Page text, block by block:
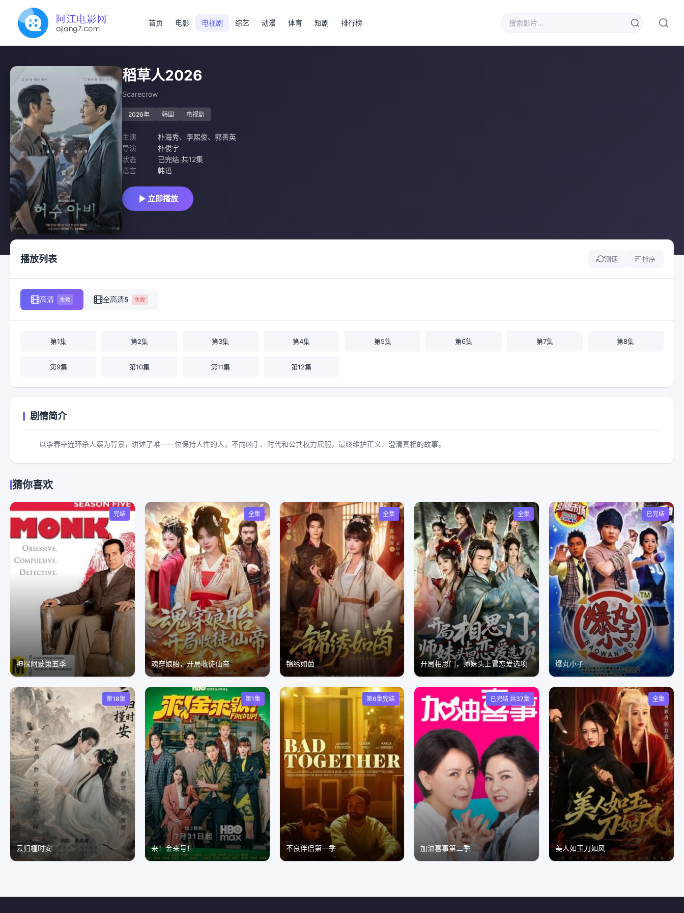
首页 电影 电视剧 综艺 动漫 体育 短剧 排行榜
稻草人2026
Scarecrow
2026年 韩国 电视剧
主演 朴海秀、 李熙俊、 郭善英
导演
朴俊宇
状态
已完结 共12集
语言
韩语
立即播放
播放列表 测速 排序
高清 失败 全高清5 失败
第1集 第2集 第3集 第4集 第5集 第6集 第7集 第8集
第9集 第10集 第11集 第12集
剧情简介
以李春宰连环杀人案为背景，讲述了唯一一位保持人性的人，不向凶手、时代和公共权力屈服，最终维护正义、澄清真相的故事。
猜你喜欢
完结
神探阿蒙第五季
全集
魂穿娘胎，开局收徒仙帝
全集
锦绣如茵
全集
开局相思门，师妹头上冒恋爱选项
已完结
爆丸小子
第18集
云归槿时安
第1集
来！金来号！
第6集完结
不良伴侣第一季
已完结 共37集
加油喜事第二季
全集
美人如玉刀如风